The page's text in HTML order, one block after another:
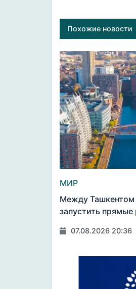
Похожие новости
МИР
Между Ташкентом
запустить
07.08.2026 20:36